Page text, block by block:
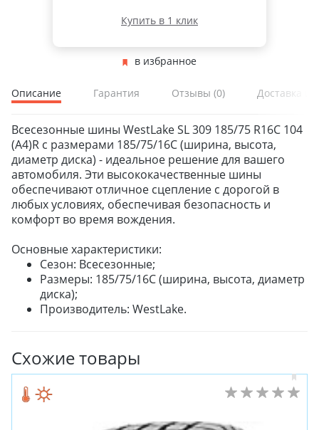
Купить в 1 клик
в избранное
Описание Гарантия Отзывы (0) Доставка и
Всесезонные шины WestLake SL 309 185/75 R16C 104
(A4)R с размерами 185/75/16C (ширина, высота,
диаметр диска) - идеальное решение для вашего
автомобиля. Эти высококачественные шины
обеспечивают отличное сцепление с дорогой в
любых условиях, обеспечивая безопасность и
комфорт во время вождения.
Основные характеристики:
Сезон: Всесезонные;
Размеры: 185/75/16C (ширина, высота, диаметр
диска);
Производитель: WestLake.
Схожие товары